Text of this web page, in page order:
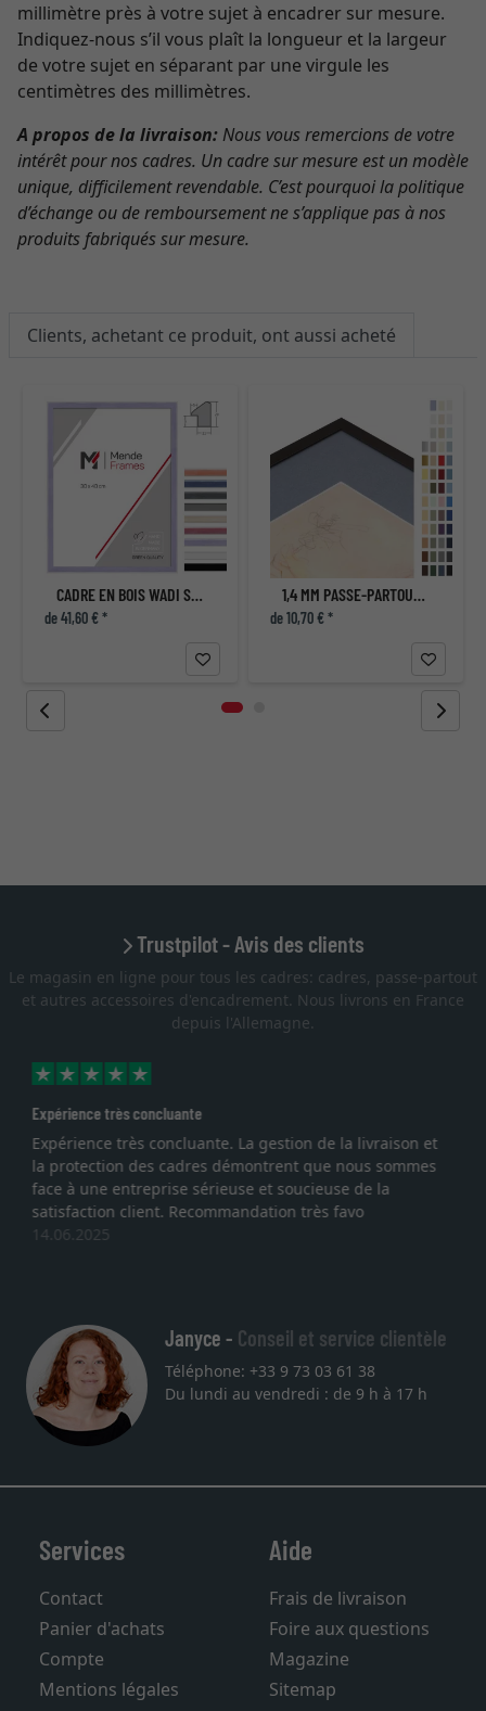
millimètre près à votre sujet à encadrer sur mesure.
Indiquez-nous s’il vous plaît la longueur et la largeur
de votre sujet en séparant par une virgule les
centimètres des millimètres.
A propos de la livraison: Nous vous remercions de votre
intérêt pour nos cadres. Un cadre sur mesure est un modèle
unique, difficilement revendable. C’est pourquoi la politique
d’échange ou de remboursement ne s’applique pas à nos
produits fabriqués sur mesure.
Clients, achetant ce produit, ont aussi acheté
CADRE EN BOIS WADI SUR MESURE
de 41,60 € *
1,4 MM PASSE-PARTOUT - SUR MESURE
de 10,70 € *
Trustpilot - Avis des clients
Le magasin en ligne pour tous les cadres: cadres, passe-partout
et autres accessoires d'encadrement. Nous livrons en France
depuis l'Allemagne.
Excellent
Je recherchais un cadre sur mesure pour une
lithographie, je suis tombée sur ce site. Le choix et la
qualité sont au rendez vous. Emballage professionnel,
service et livraison dans les temps. J'espère revenir pour
une autre commande. Merci.
Janyce - Conseil et service clientèle
Téléphone: +33 9 73 03 61 38
Du lundi au vendredi : de 9 h à 17 h
Services
Contact
Panier d'achats
Compte
Mentions légales
Aide
Frais de livraison
Foire aux questions
Magazine
Sitemap